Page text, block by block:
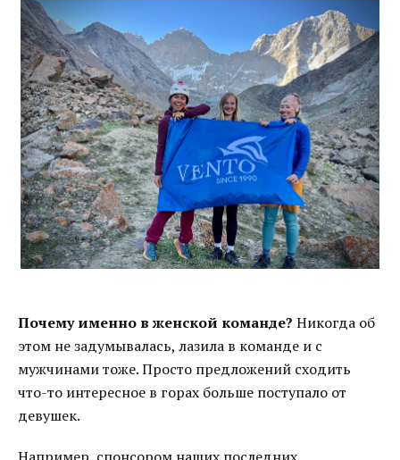
Почему именно в женской команде? Никогда об
этом не задумывалась, лазила в команде и с
мужчинами тоже. Просто предложений сходить
что-то интересное в горах больше поступало от
девушек.